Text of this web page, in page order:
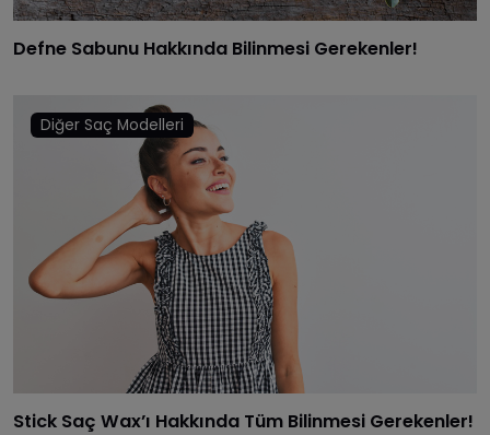
Defne Sabunu Hakkında Bilinmesi Gerekenler!
Diğer Saç Modelleri
Stick Saç Wax’ı Hakkında Tüm Bilinmesi Gerekenler!